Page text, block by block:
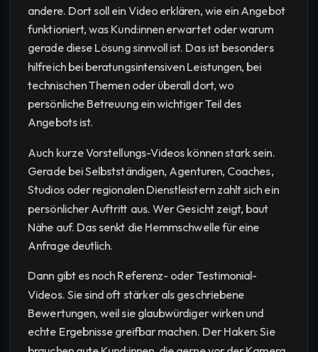
andere. Dort soll ein Video erklären, wie ein Angebot
funktioniert, was Kund:innen erwartet oder warum
gerade diese Lösung sinnvoll ist. Das ist besonders
hilfreich bei beratungsintensiven Leistungen, bei
technischen Themen oder überall dort, wo
persönliche Betreuung ein wichtiger Teil des
Angebots ist.
Auch kurze Vorstellungs-Videos können stark sein.
Gerade bei Selbstständigen, Agenturen, Coaches,
Studios oder regionalen Dienstleistern zahlt sich ein
persönlicher Auftritt aus. Wer Gesicht zeigt, baut
Nähe auf. Das senkt die Hemmschwelle für eine
Anfrage deutlich.
Dann gibt es noch Referenz- oder Testimonial-
Videos. Sie sind oft stärker als geschriebene
Bewertungen, weil sie glaubwürdiger wirken und
echte Ergebnisse greifbar machen. Der Haken: Sie